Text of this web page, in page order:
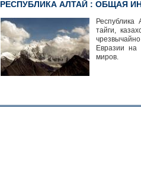
РЕСПУБЛИКА АЛТАЙ : ОБЩАЯ
тайги,
Евразии на
миров.